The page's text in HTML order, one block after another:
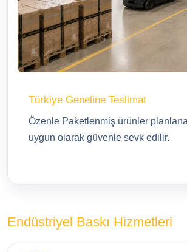
Türkiye Geneline Teslimat
Özenle Paketlenmiş ürünler
uygun olarak güvenle sevk edilir.
Endüstriyel Baskı Hizmetleri